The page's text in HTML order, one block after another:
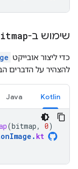
שימוש ב-
כדי ליצור אובייקט
להצהיר על הדברים
Kotlin
Java
(bitmap, 0)
. kt